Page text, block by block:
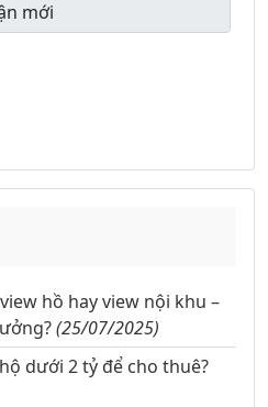
hồ hay view nội khu –
(25/07/2025)
dưới 2 tỷ để cho thuê?